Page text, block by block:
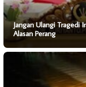
Jangan Ulangi Tragedi
Alasan Perang